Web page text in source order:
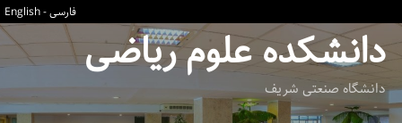
English-فارسی
دانشکده علوم ریاضی
دانشگاه صنعتی شریف